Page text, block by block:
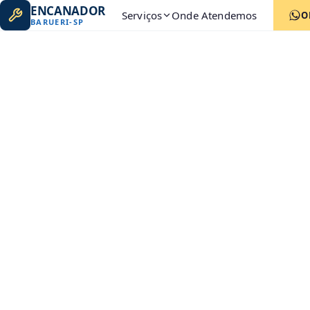
ENCANADOR
BARUERI-SP Serviços Onde Atendemos